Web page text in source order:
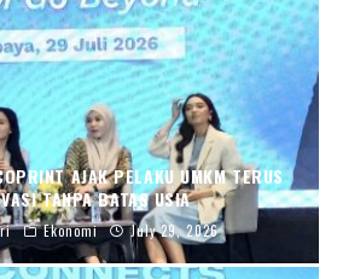
AJAK PELAKU UMKM TERUS
TANPA BATAS USIA
Ekonomi July 29, 2026